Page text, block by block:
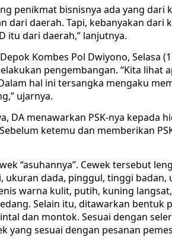
penikmat bisnisnya ada yang dari
dari daerah. Tapi, kebanyakan dari
itu dari daerah,” lanjutnya.
Kombes Pol Dwiyono, Selasa
pengembangan. “Kita lihat
hal ini tersangka mengaku
ujarnya.
DA menawarkan PSK-nya kepada
ketemu dan memberikan
“asuhannya”. Cewek tersebut
ukuran dada, pinggul, tinggi badan,
warna kulit, putih, kuning
Selain itu, ditawarkan bentuk
dan montok. Sesuai dengan
yang sesuai dengan pesanan